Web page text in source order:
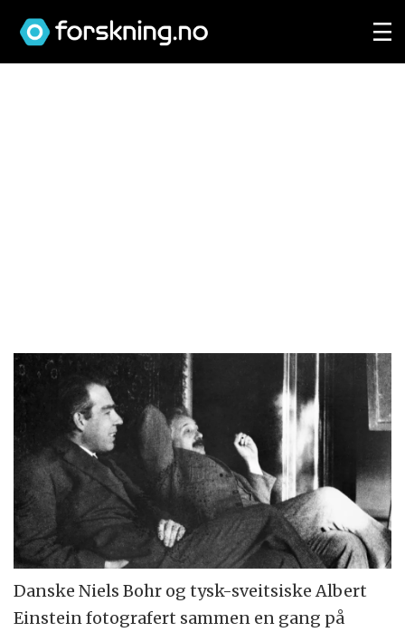
Danske Niels Bohr og tysk-sveitsiske Albert
Einstein fotografert sammen en gang på